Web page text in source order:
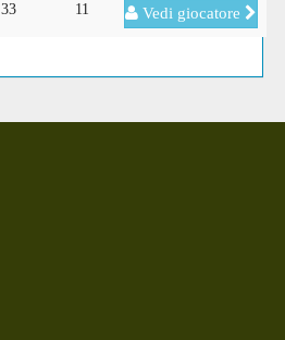
33 11 Vedi giocatore